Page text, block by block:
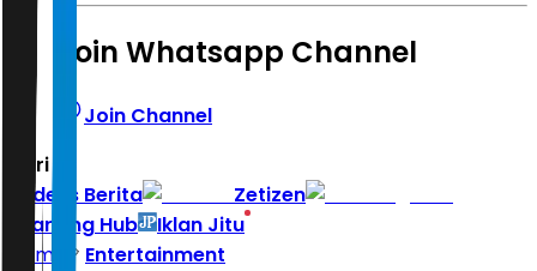
Join Whatsapp Channel
Join Channel
Hari ini
Indeks Berita
Zetizen
Learning Hub
Iklan Jitu
Home
Entertainment